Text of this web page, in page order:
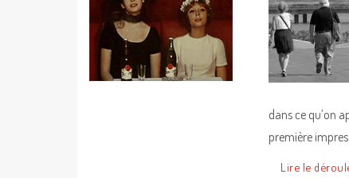
dans ce qu’on
première
Lire le